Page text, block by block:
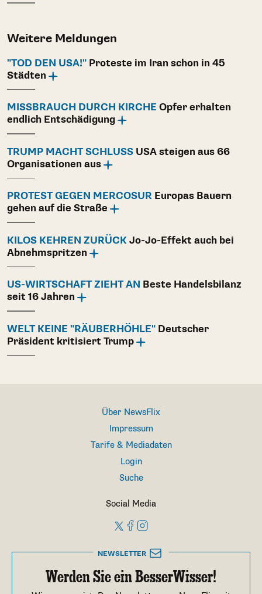
Weitere Meldungen
"TOD DEN USA!" Proteste im Iran schon in 45
Städten
MISSBRAUCH DURCH KIRCHE Opfer erhalten
endlich Entschädigung
TRUMP MACHT SCHLUSS USA steigen aus 66
Organisationen aus
PROTEST GEGEN MERCOSUR Europas Bauern
gehen auf die Straße
KILOS KEHREN ZURÜCK Jo-Jo-Effekt auch bei
Abnehmspritzen
US-WIRTSCHAFT ZIEHT AN Beste Handelsbilanz
seit 16 Jahren
WELT KEINE "RÄUBERHÖHLE" Deutscher
Präsident kritisiert Trump
Über NewsFlix
Impressum
Tarife & Mediadaten
Login
Suche
Social Media
NEWSLETTER
Werden Sie ein BesserWisser!